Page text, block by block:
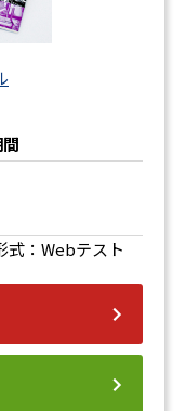
：Webテスト